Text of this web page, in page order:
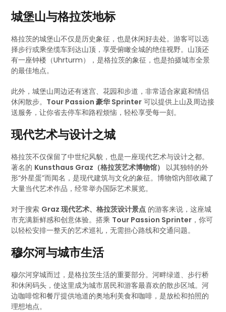
城堡山与格拉茨地标
格拉茨的城堡山不仅是历史象征，也是休闲好去处。游客可以选
择步行或乘坐缆车到达山顶，享受俯瞰全城的绝佳视野。山顶还
有一座钟楼（Uhrturm），是格拉茨的象征，也是拍摄城市全景
的最佳地点。
此外，城堡山周边还有迷宫、花园和步道，非常适合家庭和情侣
休闲散步。 Tour Passion 豪华 Sprinter 可以提供上山及周边接
送服务，让你省去停车和路程烦恼，轻松享受每一刻。
现代艺术与设计之城
格拉茨不仅保留了中世纪风貌，也是一座现代艺术与设计之都。
著名的 Kunsthaus Graz（格拉茨艺术博物馆）
以其独特的外
形“外星蛋”而闻名，是现代建筑与文化的象征。博物馆内部收藏了
大量当代艺术作品，经常举办国际艺术展览。
对于搜索 Graz 现代艺术、格拉茨设计景点 的游客来说，这座城
市充满新鲜感和创意体验。搭乘 Tour Passion Sprinter ，你可
以轻松安排一整天的艺术巡礼，无需担心路线和交通问题。
穆尔河与城市生活
穆尔河穿城而过，是格拉茨生活的重要部分。河畔绿道、步行桥
和休闲码头，使这里成为城市居民和游客最喜欢的散步区域。河
边咖啡馆和餐厅提供地道的奥地利美食和咖啡，是放松和拍照的
理想地点。